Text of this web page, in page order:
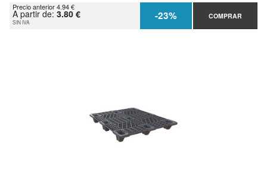
Precio anterior 4.94 €
A partir de: 3.80 €
SIN IVA -23% COMPRAR